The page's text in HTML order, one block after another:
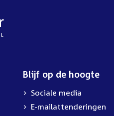
Blijf op de hoogte
Sociale media
E-mailattenderingen